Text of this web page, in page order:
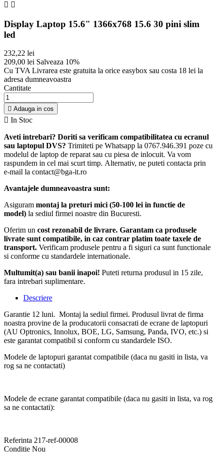
 
Display Laptop 15.6" 1366x768 15.6 30 pini slim
led
232,22 lei
209,00 lei Salveaza 10%
Cu TVALivrarea este gratuita la orice easybox sau costa 18 lei la
adresa dumneavoastra
Cantitate
 Adauga in cos
 In Stoc
Aveti intrebari? Doriti sa verificam compatibilitatea cu ecranul
sau laptopul DVS? Trimiteti pe Whatsapp la 0767.946.391 poze cu
modelul de laptop de reparat sau cu piesa de inlocuit. Va vom
raspundem in cel mai scurt timp. Alternativ, ne puteti contacta prin
e-mail la contact@bga-it.ro
Avantajele dumneavoastra sunt:
Asiguram montaj la preturi mici (50-100 lei in functie de
model) la sediul firmei noastre din Bucuresti.
Oferim un cost rezonabil de livrare. Garantam ca produsele
livrate sunt compatibile, in caz contrar platim toate taxele de
transport. Verificam produsele pentru a fi siguri ca sunt functionale
si conforme cu standardele internationale.
Multumit(a) sau banii inapoi! Puteti returna produsul in 15 zile,
fara intrebari suplimentare.
Descriere
Garantie 12 luni. Montaj la sediul firmei. Produsul livrat de firma
noastra provine de la producatorii consacrati de ecrane de laptopuri
(AU Optronics, Innolux, BOE, LG, Samsung, Panda, IVO, etc.) si
este garantat compatibil si conform cu standardele ISO.
Modele de laptopuri garantat compatibile (daca nu gasiti in lista, va
rog sa ne contactati)
Modele de ecrane garantat compatibile (daca nu gasiti in lista, va rog
sa ne contactati):
Referinta 217-ref-00008
Conditie Nou